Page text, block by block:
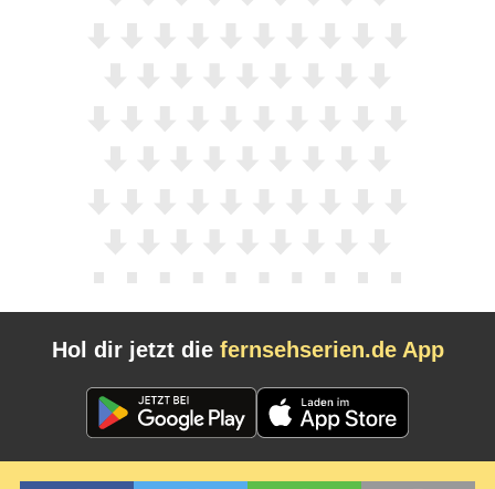
Hol dir jetzt die fernsehserien.de App